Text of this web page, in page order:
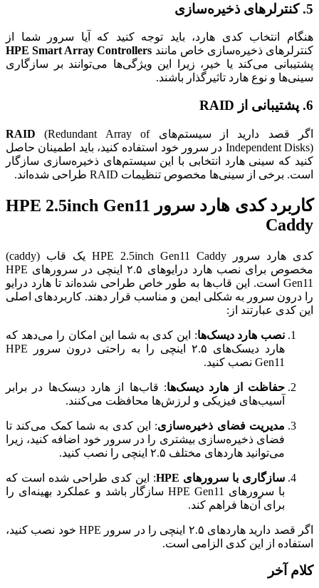
5. کنترلرهای ذخیره‌سازی
هنگام انتخاب کدی هارد، باید توجه کنید که آیا سرور شما از
کنترلرهای ذخیره‌سازی خاص مانند HPE Smart Array Controllers
پشتیبانی می‌کند یا خیر، زیرا این ویژگی‌ها می‌توانند بر سازگاری
سینی‌ها و نوع هارد تاثیرگذار باشند.
6. پشتیبانی از RAID
اگر قصد دارید از سیستم‌های RAID (Redundant Array of
Independent Disks) در سرور خود استفاده کنید، باید اطمینان حاصل
کنید که سینی هارد انتخابی با این سیستم‌های ذخیره‌سازی سازگار
است. برخی از سینی‌ها مخصوص تنظیمات RAID طراحی شده‌اند.
کاربرد کدی هارد سرور HPE 2.5inch Gen11
Caddy
کدی هارد سرور HPE 2.5inch Gen11 Caddy یک قاب (caddy)
مخصوص برای نصب هارد درایوهای ۲.۵ اینچی در سرورهای HPE
Gen11 است. این قاب‌ها به طور خاص طراحی شده‌اند تا هارد درایو
را درون سرور به شکلی ایمن و مناسب قرار دهند. کاربردهای اصلی
این کدی عبارتند از:
نصب هارد دیسک‌ها: این کدی به شما این امکان را می‌دهد که
هارد دیسک‌های ۲.۵ اینچی را به راحتی درون سرور HPE
Gen11 نصب کنید.
حفاظت از هارد دیسک‌ها: قاب‌ها از هارد دیسک‌ها در برابر
آسیب‌های فیزیکی و لرزش‌ها محافظت می‌کنند.
مدیریت فضای ذخیره‌سازی: این کدی به شما کمک می‌کند تا
فضای ذخیره‌سازی بیشتری را در سرور خود اضافه کنید، زیرا
می‌توانید هاردهای مختلف ۲.۵ اینچی را نصب کنید.
سازگاری با سرورهای HPE
: این کدی طراحی شده است که
با سرورهای HPE Gen11 سازگار باشد و عملکرد بهینه‌ای را
برای آن‌ها فراهم کند.
اگر قصد دارید هاردهای ۲.۵ اینچی را در سرور HPE خود نصب کنید،
استفاده از این کدی الزامی است.
کلام آخر